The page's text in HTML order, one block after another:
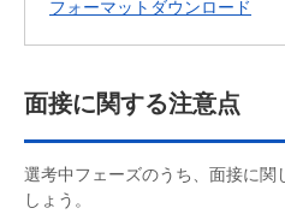
フォーマットダウンロード
面接に関する注意点
選考中フェーズのうち、面接に関
しょう。